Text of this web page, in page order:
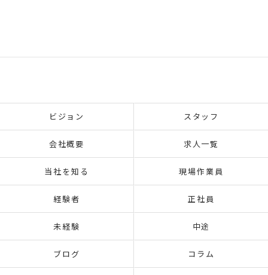
ビジョン スタッフ
会社概要 求人一覧
当社を知る 現場作業員
経験者 正社員
未経験 中途
ブログ コラム